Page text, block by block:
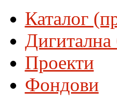
Каталог
Дигитална
Проекти
Фондови